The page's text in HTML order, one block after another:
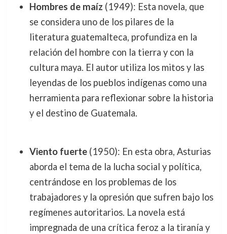
Hombres de maíz (1949): Esta novela, que
se considera uno de los pilares de la
literatura guatemalteca, profundiza en la
relación del hombre con la tierra y con la
cultura maya. El autor utiliza los mitos y las
leyendas de los pueblos indígenas como una
herramienta para reflexionar sobre la historia
y el destino de Guatemala.
Viento fuerte(1950): En esta obra, Asturias
aborda el tema de la lucha social y política,
centrándose en los problemas de los
trabajadores y la opresión que sufren bajo los
regímenes autoritarios. La novela está
impregnada de una crítica feroz a la tiranía y